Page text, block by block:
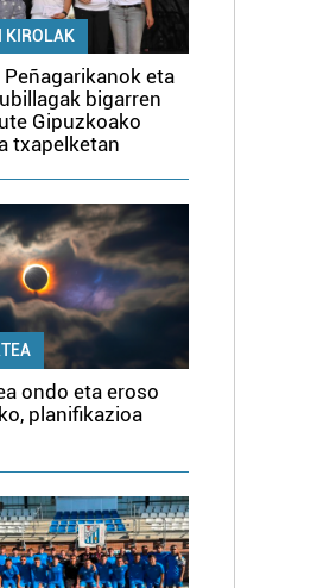
KIROLAK
Peñagarikanok eta
bigarren
Gipuzkoako
txapelketan
ondo eta eroso
planifikazioa